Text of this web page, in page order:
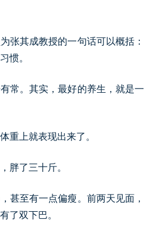
张其成教授的一句话可以概括：
惯。
常。其实，最好的养生，就是一
重上就表现出来了。
胖了三十斤。
甚至有一点偏瘦。前两天见面，
了双下巴。